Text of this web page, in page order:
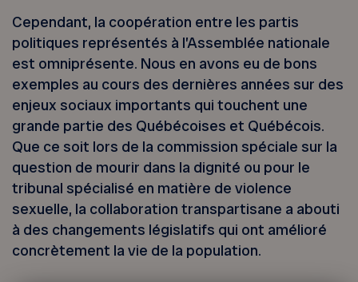
Cependant, la coopération entre les partis
politiques représentés à l’Assemblée nationale
est omniprésente. Nous en avons eu de bons
exemples au cours des dernières années sur des
enjeux sociaux importants qui touchent une
grande partie des Québécoises et Québécois.
Que ce soit lors de la commission spéciale sur la
question de mourir dans la dignité ou pour le
tribunal spécialisé en matière de violence
sexuelle, la collaboration transpartisane a abouti
à des changements législatifs qui ont amélioré
concrètement la vie de la population.